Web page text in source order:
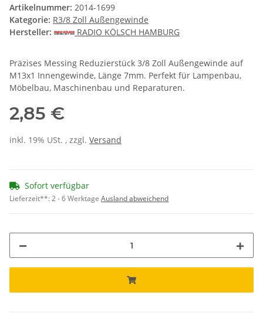
Artikelnummer: 2014-1699
Kategorie: R3/8 Zoll Außengewinde
Hersteller:
RADIO KÖLSCH HAMBURG
Präzises Messing Reduzierstück 3/8 Zoll Außengewinde auf
M13x1 Innengewinde, Länge 7mm. Perfekt für Lampenbau,
Möbelbau, Maschinenbau und Reparaturen.
2,85 €
inkl. 19% USt. , zzgl. Versand
Sofort verfügbar
Lieferzeit**:2 - 6 Werktage Ausland abweichend